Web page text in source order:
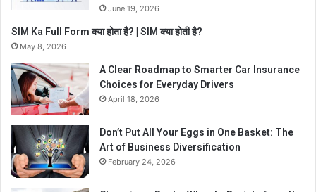
June 19, 2026
SIM Ka Full Form क्या होता है? | SIM क्या होती है?
May 8, 2026
A Clear Roadmap to Smarter Car Insurance
Choices for Everyday Drivers
April 18, 2026
Don’t Put All Your Eggs in One Basket: The
Art of Business Diversification
February 24, 2026